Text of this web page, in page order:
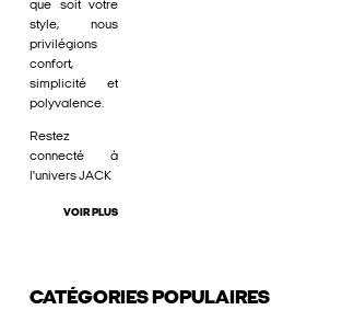
que soit votre
style, nous
privilégions
confort,
simplicité et
polyvalence.
Restez
connecté à
l'univers JACK
VOIR PLUS
CATÉGORIES POPULAIRES